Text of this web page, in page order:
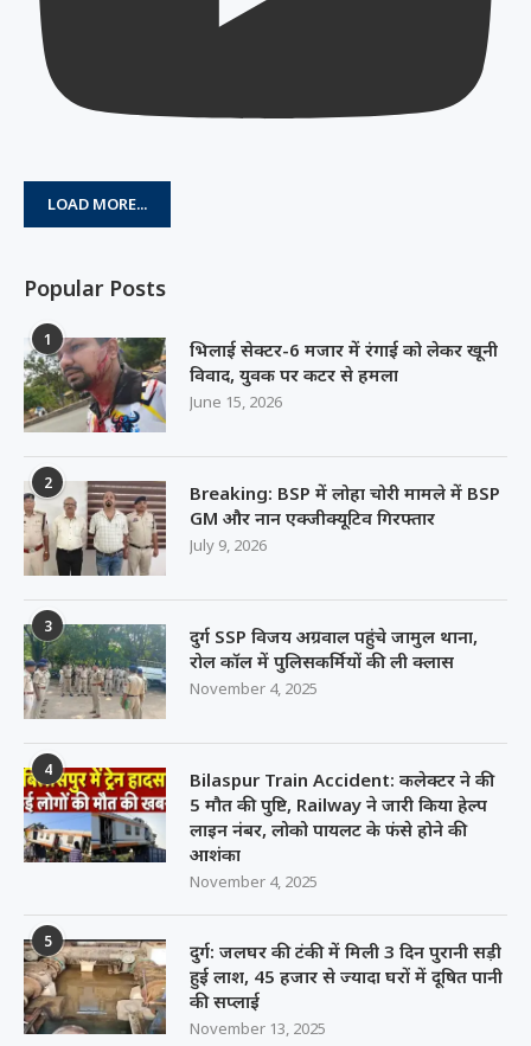
LOAD MORE...
Popular Posts
1
भिलाई सेक्टर-6 मजार में रंगाई को लेकर खूनी
विवाद, युवक पर कटर से हमला
June 15, 2026
2
Breaking: BSP में लोहा चोरी मामले में BSP
GM और नान एक्जीक्यूटिव गिरफ्तार
July 9, 2026
3
दुर्ग SSP विजय अग्रवाल पहुंचे जामुल थाना,
रोल कॉल में पुलिसकर्मियों की ली क्लास
November 4, 2025
4
Bilaspur Train Accident: कलेक्टर ने की
5 मौत की पुष्टि, Railway ने जारी किया हेल्प
लाइन नंबर, लोको पायलट के फंसे होने की
आशंका
November 4, 2025
5
दुर्ग: जलघर की टंकी में मिली 3 दिन पुरानी सड़ी
हुई लाश, 45 हजार से ज्यादा घरों में दूषित पानी
की सप्लाई
November 13, 2025